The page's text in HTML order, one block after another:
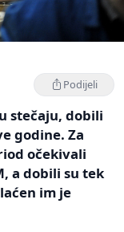
Podijeli
stečaju, dobili
godine. Za
očekivali
a dobili su tek
im je